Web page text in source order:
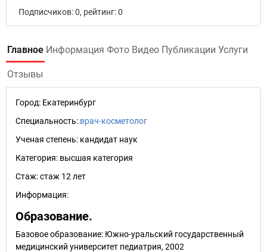
Подписчиков: 0, рейтинг: 0
Главное Информация Фото Видео Публикации Услуги
Отзывы
Город: Екатеринбург
Специальность: врач-косметолог
Ученая степень: кандидат наук
Категория: высшая категория
Стаж:стаж 12 лет
Информация:
Образование.
Базовое образование: Южно-уральский государственный
медицинский университет педиатрия, 2002